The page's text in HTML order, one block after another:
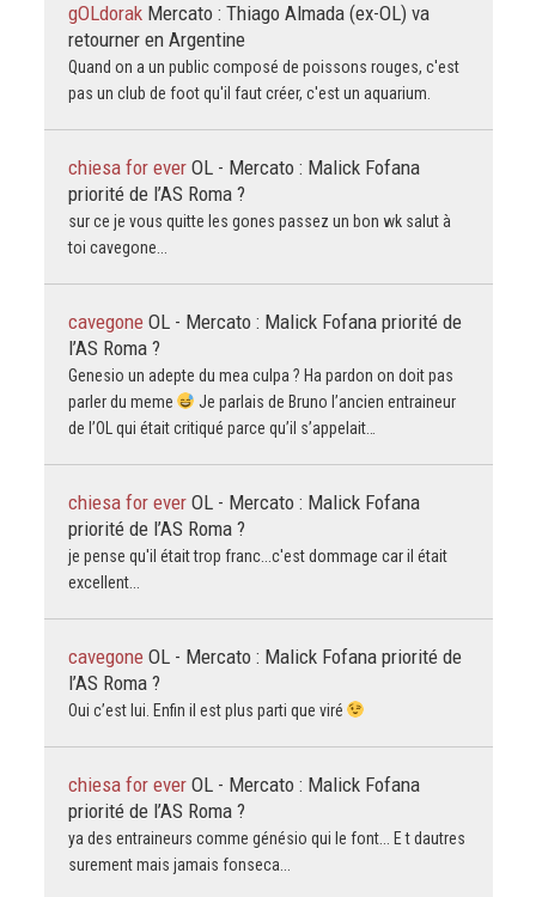
gOLdorak Mercato : Thiago Almada (ex-OL) va
retourner en Argentine
Quand on a un public composé de poissons rouges, c'est
pas un club de foot qu'il faut créer, c'est un aquarium.
chiesa for ever OL - Mercato : Malick Fofana
priorité de l’AS Roma ?
sur ce je vous quitte les gones passez un bon wk salut à
toi cavegone...
cavegone OL - Mercato : Malick Fofana priorité de
l’AS Roma ?
Genesio un adepte du mea culpa ? Ha pardon on doit pas
parler du meme
Je parlais de Bruno l’ancien entraineur
de l’OL qui était critiqué parce qu’il s’appelait…
chiesa for ever OL - Mercato : Malick Fofana
priorité de l’AS Roma ?
je pense qu'il était trop franc...c'est dommage car il était
excellent...
cavegone OL - Mercato : Malick Fofana priorité de
l’AS Roma ?
Oui c’est lui. Enfin il est plus parti que viré
chiesa for ever OL - Mercato : Malick Fofana
priorité de l’AS Roma ?
ya des entraineurs comme génésio qui le font... E t dautres
surement mais jamais fonseca...